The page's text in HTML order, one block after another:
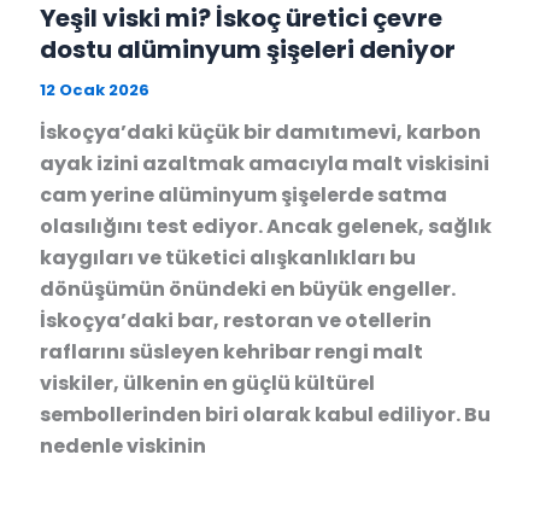
Yeşil viski mi? İskoç üretici çevre
dostu alüminyum şişeleri deniyor
12 Ocak 2026
İskoçya’daki küçük bir damıtımevi, karbon
ayak izini azaltmak amacıyla malt viskisini
cam yerine alüminyum şişelerde satma
olasılığını test ediyor. Ancak gelenek, sağlık
kaygıları ve tüketici alışkanlıkları bu
dönüşümün önündeki en büyük engeller.
İskoçya’daki bar, restoran ve otellerin
raflarını süsleyen kehribar rengi malt
viskiler, ülkenin en güçlü kültürel
sembollerinden biri olarak kabul ediliyor. Bu
nedenle viskinin